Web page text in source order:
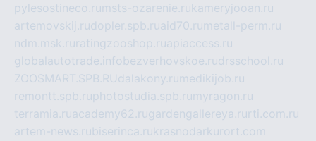
pylesostineco.ru msts-ozarenie.rukameryjooan.ru
artemovskij.rudopler.spb.ruaid70.ru metall-perm.ru
ndm.msk.ru ratingzooshop.ruapiaccess.ru
globalautotrade.info bezverhovskoe.rudrsschool.ru
ZOOSMART.SPB.RUdalakony.ru medikijob.ru
remontt.spb.ruphotostudia.spb.ru myragon.ru
terramia.ruacademy62.rugardengallereya.ru rti.com.ru
artem-news.rubiserinca.rukrasnodarkurort.com